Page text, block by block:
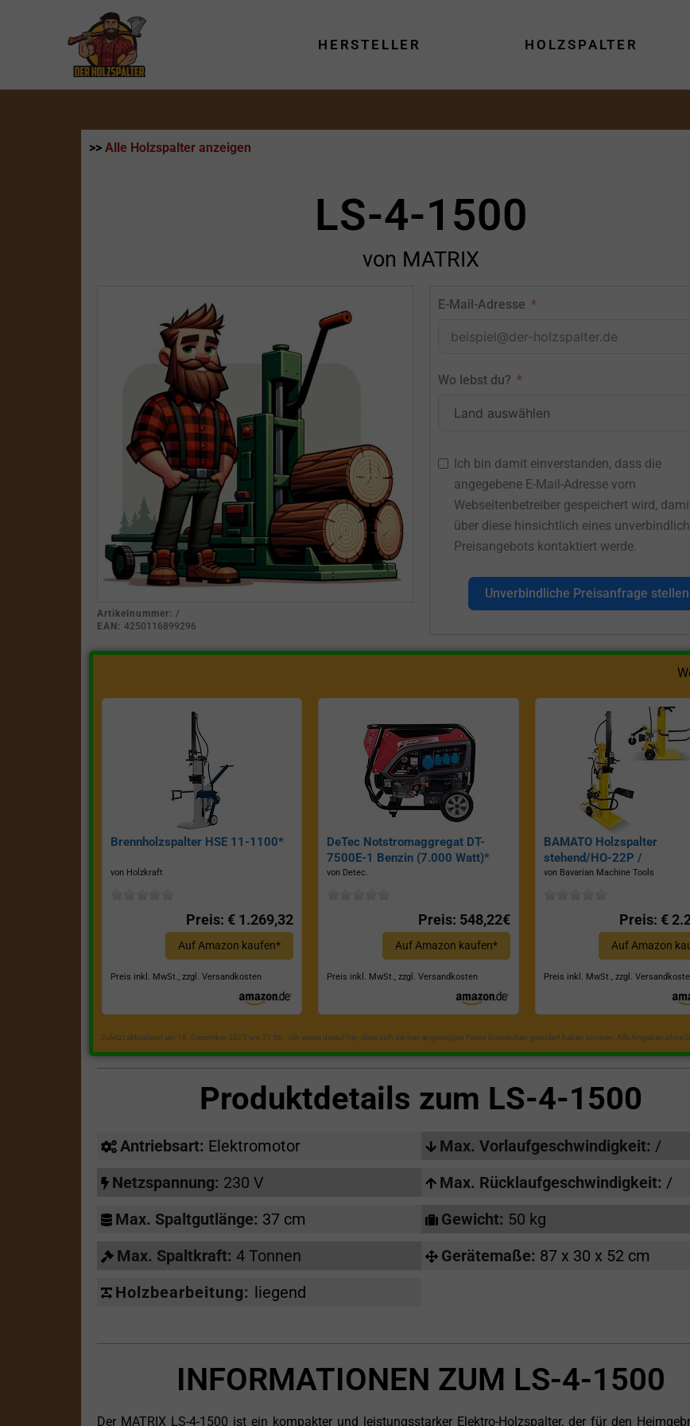
HERSTELLER HOLZSPALTER
>> Alle Holzspalter anzeigen
LS-4-1500
von MATRIX
Artikelnummer: /
EAN: 4250116899296
E-Mail-Adresse
Wo lebst du?
Ich bin damit einverstanden, dass die
angegebene E-Mail-Adresse vom
Webseitenbetreiber gespeichert wird,
über diese hinsichtlich eines
Preisangebots kontaktiert werde.
Unverbindliche Preisanfrage stellen
Brennholzspalter HSE 11-1100*
von Holzkraft
Preis: € 1.269,32
Auf Amazon kaufen*
Preis inkl. MwSt., zzgl. Versandkosten
DeTec Notstromaggregat DT-
7500E-1 Benzin (7.000 Watt)*
von Detec.
Preis: 548,22€
Auf Amazon kaufen*
Preis inkl. MwSt., zzgl. Versandkosten
BAMATO Holzspalter
stehend/HO-22P /
Zapfwellenantrieb, Inkl.
von Bavarian Machine Tools
Preis: €
Auf Amazon
Preis inkl. MwSt., zzgl.
Zuletzt aktualisiert am 18. Dezember 2023 um 21:50 . Ich weise darauf hin, dass sich die hier angezeigten Preise inzwischen geändert haben können. Alle Angaben ohne
Produktdetails zum LS-4-1500
Antriebsart: Elektromotor
Netzspannung: 230 V
Max. Spaltgutlänge: 37 cm
Max. Spaltkraft: 4 Tonnen
Holzbearbeitung:
liegend
Max. Vorlaufgeschwindigkeit: /
Max. Rücklaufgeschwindigkeit: /
Gewicht: 50 kg
Gerätemaße: 87 x 30 x 52 cm
INFORMATIONEN ZUM LS-4-1500
Der MATRIX LS-4-1500 ist ein kompakter und leistungsstarker Elektro-Holzspalter, der für den